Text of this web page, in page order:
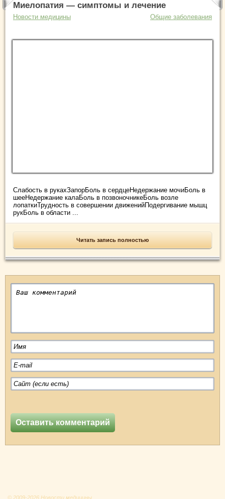
Миелопатия — симптомы и лечение
Новости медицины Общие заболевания
Слабость в рукахЗапорБоль в сердцеНедержание мочиБоль в
шееНедержание калаБоль в позвоночникеБоль возле
лопаткиТрудность в совершении движенийПодергивание мышц
рукБоль в области ...
Читать запись полностью
© 2009-2026 Новости медицины